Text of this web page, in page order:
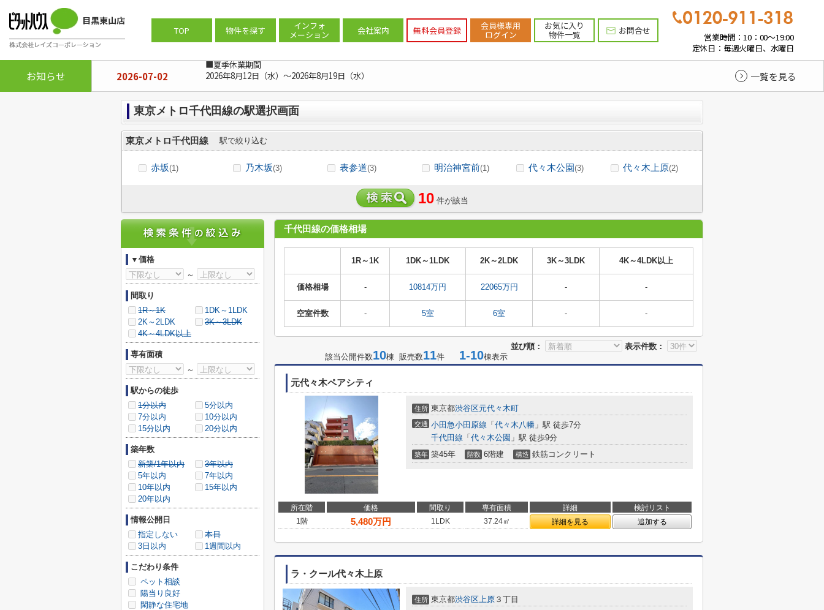
TOP 物件を探す インフォ
メーション 会社案内 無料会員登録 会員様専用
ログイン
お気に入り
物件一覧 お問合せ
営業時間：10：00～19:00
定休日：毎週火曜日、水曜日
お知らせ 2026-07-02
■夏季休業期間
2026年8月12日（水）～2026年8月19日（水）
一覧を見る
東京メトロ千代田線の駅選択画面
東京メトロ千代田線 駅で絞り込む
赤坂(1) 乃木坂(3) 表参道(3) 明治神宮前(1) 代々木公園(3) 代々木上原(2)
10 件が該当
千代田線の価格相場
1R～1K 1DK～1LDK 2K～2LDK 3K～3LDK 4K～4LDK以上
価格相場 - 10814万円 22065万円 - -
空室件数 - 5室 6室 - -
並び順：
表示件数：
該当公開件数10棟 販売数11件 1-10棟表示
元代々木ペアシティ
住所 東京都渋谷区元代々木町
交通 小田急小田原線 「 代々木八幡 」駅 徒歩7分
千代田線 「 代々木公園 」駅 徒歩9分
築年 築45年 階数 6階建 構造 鉄筋コンクリート
所在階 価格 間取り 専有面積 詳細
検討リスト
1階
5,480万円 1LDK 37.24㎡ 詳細を見る 追加する
ラ・クール代々木上原
住所 東京都渋谷区上原 ３丁目
▼価格
～
間取り
1R～1K
1DK～1LDK
2K～2LDK
3K～3LDK
4K～4LDK以上
専有面積
～
駅からの徒歩
1分以内
5分以内
7分以内
10分以内
15分以内
20分以内
築年数
新築/1年以内
3年以内
5年以内
7年以内
10年以内
15年以内
20年以内
情報公開日
指定しない
本日
3日以内
1週間以内
こだわり条件
ペット相談
陽当り良好
閑静な住宅地